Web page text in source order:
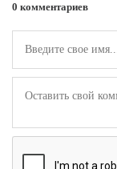
0 комментариев